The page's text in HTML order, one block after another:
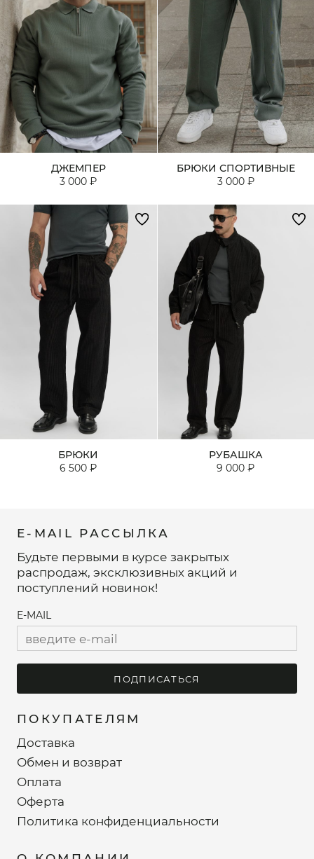
ДЖЕМПЕР
3 000 ₽
БРЮКИ СПОРТИВНЫЕ
3 000 ₽
БРЮКИ
6 500 ₽
РУБАШКА
9 000 ₽
ПОКУПАТЕЛЯМ
Доставка
Обмен и возврат
Оплата
Оферта
Политика конфиденциальности
E-MAIL РАССЫЛКА
Будьте первыми в курсе закрытых
распродаж, эксклюзивных акций и
поступлений новинок!
E-MAIL
ПОДПИСАТЬСЯ